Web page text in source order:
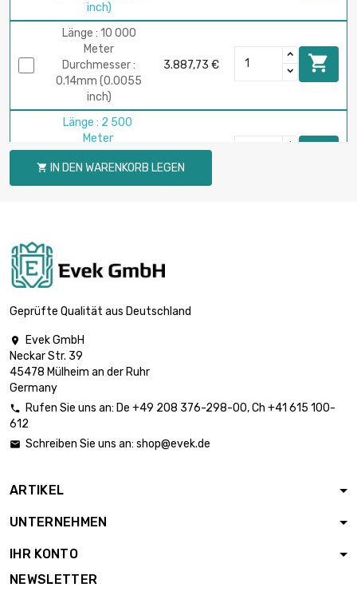
inch)
Länge : 10 000
Meter
Durchmesser :
0.14mm (0.0055
inch)
3.887,73 € 
Länge : 2 500
Meter
Durchmesser :
0.15mm (0.0059
inch)
2.248,39 €
0.2mm (≈1/64
inch)
Meter
Durchmesser :
0.25mm (0.0098
inch)
Meter
0.3mm (0.0118
Durchmesser :
inch)
Länge : 500 Meter
0.5mm (≈1/16
 IN DEN WARENKORB LEGEN
Geprüfte Qualität aus Deutschland

Evek GmbH
Neckar Str. 39
45478 Mülheim an der Ruhr
Germany
 Rufen Sie uns an: De +49 208 376-298-00, Ch +41 615 100-
612
 Schreiben Sie uns an: shop@evek.de
ARTIKEL
UNTERNEHMEN
IHR KONTO
NEWSLETTER